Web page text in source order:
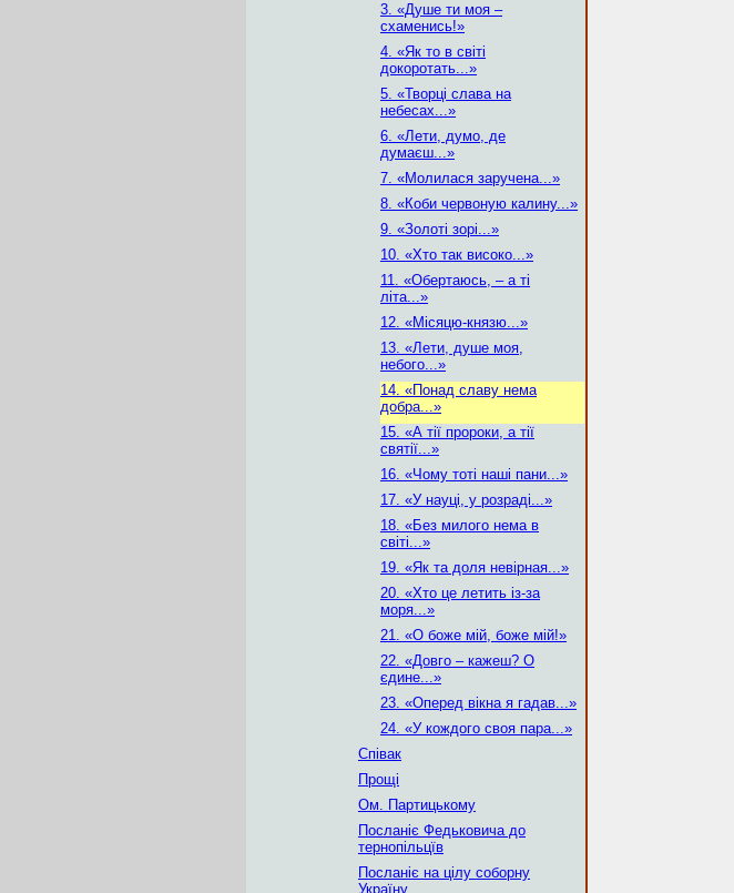
3. «Душе ти моя –
схаменись!»
4. «Як то в світі
докоротать...»
5. «Творці слава на
небесах...»
6. «Лети, думо, де
думаєш...»
7. «Молилася заручена...»
8. «Коби червоную калину...»
9. «Золоті зорі...»
10. «Хто так високо...»
11. «Обертаюсь, – а ті
літа...»
12. «Місяцю-князю...»
13. «Лети, душе моя,
небого...»
14. «Понад славу нема
добра...»
15. «А тії пророки, а тії
святії...»
16. «Чому тоті наші пани...»
17. «У науці, у розраді...»
18. «Без милого нема в
світі...»
19. «Як та доля невірная...»
20. «Хто це летить із-за
моря...»
21. «О боже мій, боже мій!»
22. «Довго – кажеш? О
єдине...»
23. «Оперед вікна я гадав...»
24. «У кождого своя пара...»
Співак
Прощі
Ом. Партицькому
Посланіє Федьковича до
тернопільцїв
Посланіє на цілу соборну
Україну